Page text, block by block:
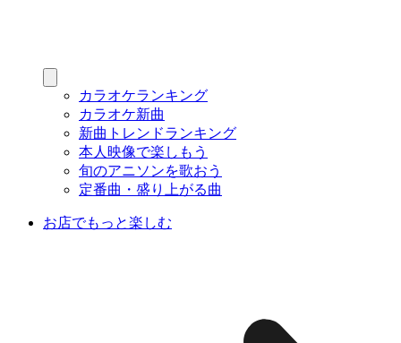
カラオケランキング
カラオケ新曲
新曲トレンドランキング
本人映像で楽しもう
旬のアニソンを歌おう
定番曲・盛り上がる曲
お店でもっと楽しむ